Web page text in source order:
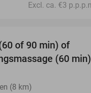
Excl. ca. €3
of 90 min) of
(60 min)
(8 km)